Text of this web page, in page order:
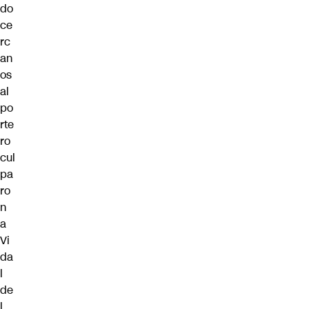
do
ce
rc
an
os
al
po
rte
ro
cul
pa
ro
n
a
Vi
da
l
de